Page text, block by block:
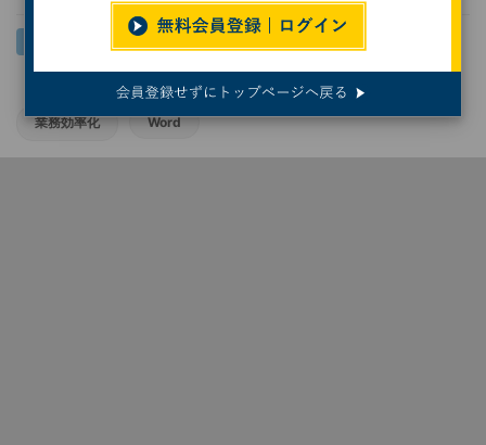
業務効率化 Word